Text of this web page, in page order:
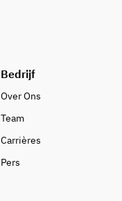
Bedrijf
Over Ons
Team
Carrières
Pers